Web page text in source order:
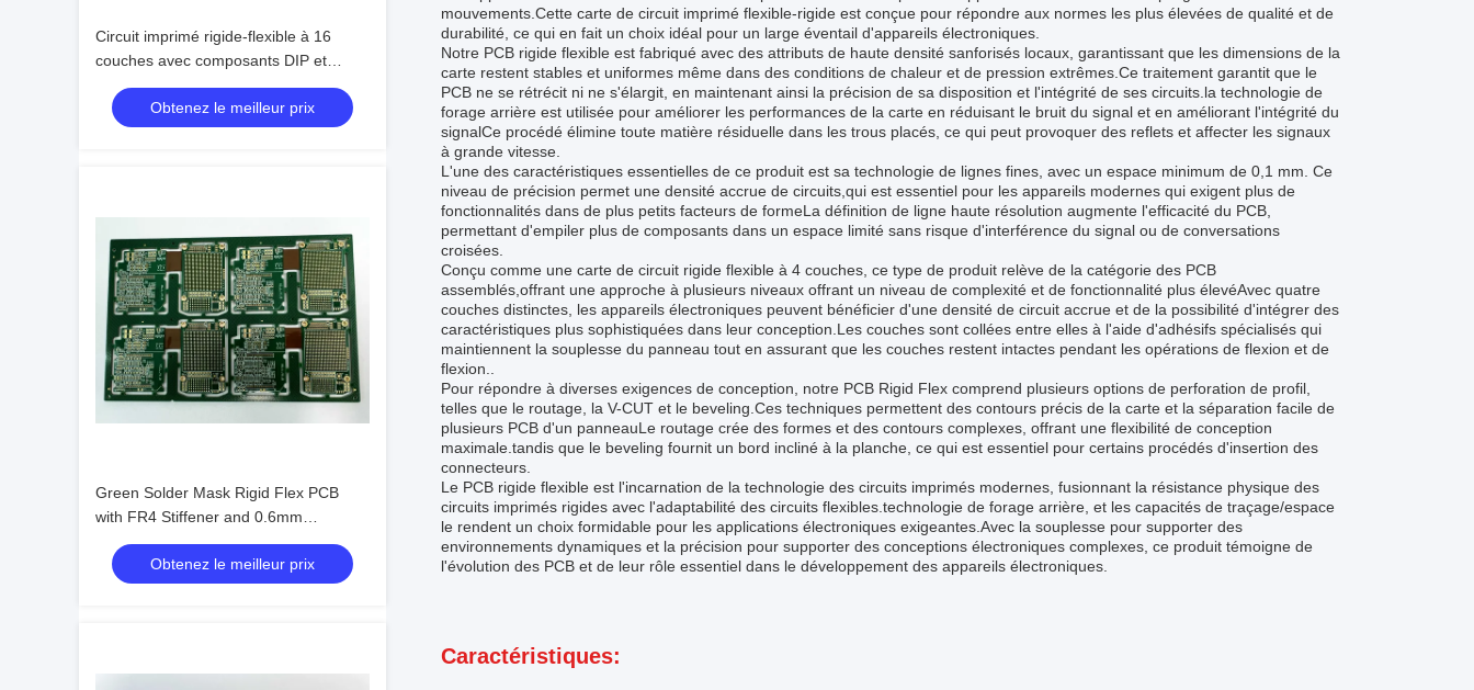
Circuit imprimé rigide-flexible à 16
couches avec composants DIP et
finition de surface HASL sans plomb
Obtenez le meilleur prix
Green Solder Mask Rigid Flex PCB
with FR4 Stiffener and 0.6mm
Thickness Advanced Technology
Obtenez le meilleur prix
mouvements.Cette carte de circuit imprimé flexible-rigide est conçue pour répondre aux normes les plus élevées de qualité et de
durabilité, ce qui en fait un choix idéal pour un large éventail d'appareils électroniques.
Notre PCB rigide flexible est fabriqué avec des attributs de haute densité sanforisés locaux, garantissant que les dimensions de la
carte restent stables et uniformes même dans des conditions de chaleur et de pression extrêmes.Ce traitement garantit que le
PCB ne se rétrécit ni ne s'élargit, en maintenant ainsi la précision de sa disposition et l'intégrité de ses circuits.la technologie de
forage arrière est utilisée pour améliorer les performances de la carte en réduisant le bruit du signal et en améliorant l'intégrité du
signalCe procédé élimine toute matière résiduelle dans les trous placés, ce qui peut provoquer des reflets et affecter les signaux
à grande vitesse.
L'une des caractéristiques essentielles de ce produit est sa technologie de lignes fines, avec un espace minimum de 0,1 mm. Ce
niveau de précision permet une densité accrue de circuits,qui est essentiel pour les appareils modernes qui exigent plus de
fonctionnalités dans de plus petits facteurs de formeLa définition de ligne haute résolution augmente l'efficacité du PCB,
permettant d'empiler plus de composants dans un espace limité sans risque d'interférence du signal ou de conversations
croisées.
Conçu comme une carte de circuit rigide flexible à 4 couches, ce type de produit relève de la catégorie des PCB
assemblés,offrant une approche à plusieurs niveaux offrant un niveau de complexité et de fonctionnalité plus élevéAvec quatre
couches distinctes, les appareils électroniques peuvent bénéficier d'une densité de circuit accrue et de la possibilité d'intégrer des
caractéristiques plus sophistiquées dans leur conception.Les couches sont collées entre elles à l'aide d'adhésifs spécialisés qui
maintiennent la souplesse du panneau tout en assurant que les couches restent intactes pendant les opérations de flexion et de
flexion..
Pour répondre à diverses exigences de conception, notre PCB Rigid Flex comprend plusieurs options de perforation de profil,
telles que le routage, la V-CUT et le beveling.Ces techniques permettent des contours précis de la carte et la séparation facile de
plusieurs PCB d'un panneauLe routage crée des formes et des contours complexes, offrant une flexibilité de conception
maximale.tandis que le beveling fournit un bord incliné à la planche, ce qui est essentiel pour certains procédés d'insertion des
connecteurs.
Le PCB rigide flexible est l'incarnation de la technologie des circuits imprimés modernes, fusionnant la résistance physique des
circuits imprimés rigides avec l'adaptabilité des circuits flexibles.technologie de forage arrière, et les capacités de traçage/espace
le rendent un choix formidable pour les applications électroniques exigeantes.Avec la souplesse pour supporter des
environnements dynamiques et la précision pour supporter des conceptions électroniques complexes, ce produit témoigne de
l'évolution des PCB et de leur rôle essentiel dans le développement des appareils électroniques.
Caractéristiques: